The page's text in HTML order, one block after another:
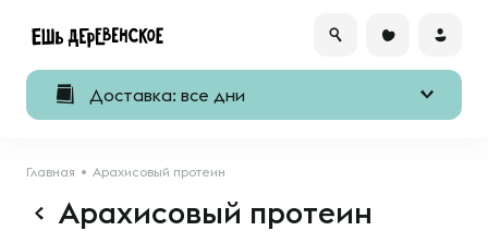
Доставка: все дни
Главная Арахисовый протеин
Арахисовый протеин